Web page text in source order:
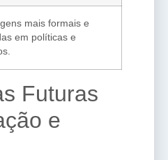
mais formais e
em políticas e
Futuras
e